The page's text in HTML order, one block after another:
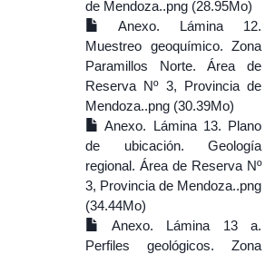
de Mendoza..png (28.95Mo)
Anexo. Lámina 12.
Muestreo geoquímico. Zona
Paramillos Norte. Área de
Reserva Nº 3, Provincia de
Mendoza..png (30.39Mo)
Anexo. Lámina 13. Plano
de ubicación. Geología
regional. Área de Reserva Nº
3, Provincia de Mendoza..png
(34.44Mo)
Anexo. Lámina 13 a.
Perfiles geológicos. Zona